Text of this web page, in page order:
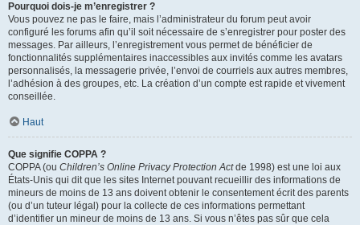
Pourquoi dois-je m’enregistrer ?
Vous pouvez ne pas le faire, mais l’administrateur du forum peut avoir
configuré les forums afin qu’il soit nécessaire de s’enregistrer pour poster des
messages. Par ailleurs, l’enregistrement vous permet de bénéficier de
fonctionnalités supplémentaires inaccessibles aux invités comme les avatars
personnalisés, la messagerie privée, l’envoi de courriels aux autres membres,
l’adhésion à des groupes, etc. La création d’un compte est rapide et vivement
conseillée.
Haut
Que signifie COPPA ?
COPPA (ou Children’s Online Privacy Protection Actde 1998) est une loi aux
États-Unis qui dit que les sites Internet pouvant recueillir des informations de
mineurs de moins de 13 ans doivent obtenir le consentement écrit des parents
(ou d’un tuteur légal) pour la collecte de ces informations permettant
d’identifier un mineur de moins de 13 ans. Si vous n’êtes pas sûr que cela